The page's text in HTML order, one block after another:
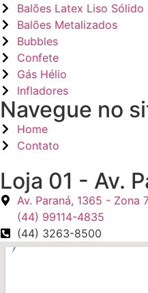
Balões Latex Liso Sólido
Balões Metalizados
Bubbles
Confete
Gás Hélio
Infladores
Navegue no
Home
Contato
Loja 01 - Av.
Av. Paraná, 1365 - Zona
(44) 99114-4835
(44) 3263-8500